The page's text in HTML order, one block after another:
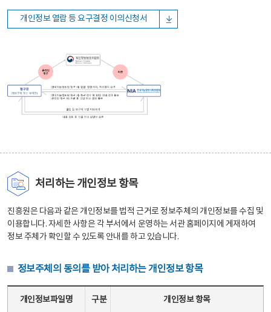
개인정보 열람 등 요구결정 이의신청서
처리하는 개인정보 항목
진흥원은 다음과 같은 개인정보를 법적 근거로 정보주체의 개인정보를 수집 및
이용합니다. 자세한 사항은 각 부서에서 운영하는 서관 홈페이지에 게재하여
정보 주체가 확인할 수 있도록 안내를 하고 있습니다.
정보주체의 동의를 받아 처리하는 개인정보 항목
개인정보파일명 구분 개인정보 항목